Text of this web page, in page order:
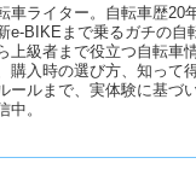
車ライター。自転車歴20
e-BIKEまで乗るガチの自
上級者まで役立つ自転車
購入時の選び方、知って
ールまで、実体験に基づ
中。